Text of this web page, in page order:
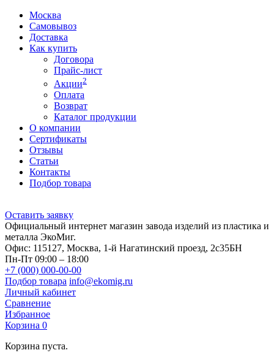
Москва
Самовывоз
Доставка
Как купить
Договора
Прайс-лист
Акции2
Оплата
Возврат
Каталог продукции
О компании
Сертификаты
Отзывы
Статьи
Контакты
Подбор товара
Оставить заявку
Официальный интернет магазин завода изделий из пластика и
металла ЭкоМиг.
Офис: 115127, Москва, 1-й Нагатинский проезд, 2с35БН
Пн-Пт 09:00 – 18:00
+7 (000) 000-00-00
Подбор товара info@ekomig.ru
Личный кабинет
Сравнение
Избранное
Корзина 0
Корзина пуста.